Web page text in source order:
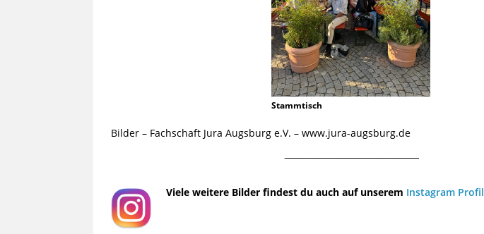
Stammtisch
Bilder – Fachschaft Jura Augsburg e.V. – www.jura-augsburg.de
¯¯¯¯¯¯¯¯¯¯¯¯¯¯¯¯¯¯¯¯¯¯¯¯¯¯¯¯¯¯¯¯¯¯¯¯¯¯
Viele weitere Bilder findest du auch auf unserem Instagram Profil